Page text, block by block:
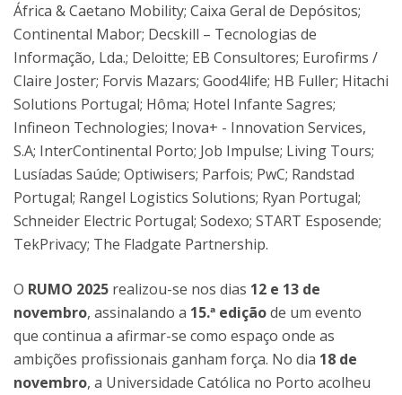
África & Caetano Mobility; Caixa Geral de Depósitos;
Continental Mabor; Decskill – Tecnologias de
Informação, Lda.; Deloitte; EB Consultores; Eurofirms /
Claire Joster; Forvis Mazars; Good4life; HB Fuller; Hitachi
Solutions Portugal; Hôma; Hotel Infante Sagres;
Infineon Technologies; Inova+ - Innovation Services,
S.A; InterContinental Porto; Job Impulse; Living Tours;
Lusíadas Saúde; Optiwisers; Parfois; PwC; Randstad
Portugal; Rangel Logistics Solutions; Ryan Portugal;
Schneider Electric Portugal; Sodexo; START Esposende;
TekPrivacy; The Fladgate Partnership.
O RUMO 2025 realizou-se nos dias 12 e 13 de
novembro, assinalando a 15.ª ediçãode um evento
que continua a afirmar-se como espaço onde as
ambições profissionais ganham força. No dia 18 de
novembro, a Universidade Católica no Porto acolheu